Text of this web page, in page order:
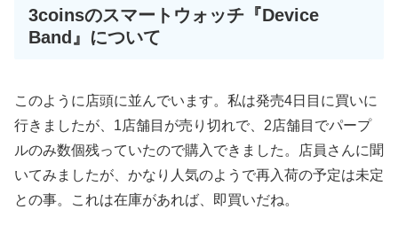
3coinsのスマートウォッチ『Device
Band』について
このように店頭に並んでいます。私は発売4日目に買いに
行きましたが、1店舗目が売り切れで、2店舗目でパープ
ルのみ数個残っていたので購入できました。店員さんに聞
いてみましたが、かなり人気のようで再入荷の予定は未定
との事。これは在庫があれば、即買いだね。